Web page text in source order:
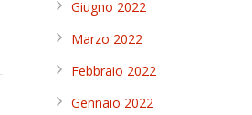
Giugno 2022
Marzo 2022
Febbraio 2022
Gennaio 2022